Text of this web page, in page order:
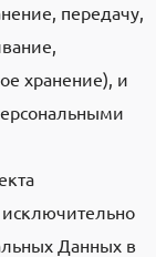
передачу,
хранение), и
Данных в